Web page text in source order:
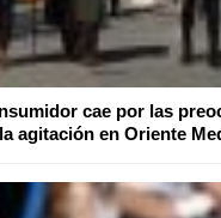
cae por las
agitación en Oriente